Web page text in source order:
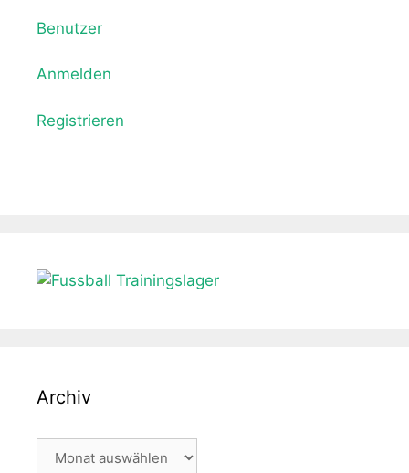
Benutzer
Anmelden
Registrieren
Archiv
Archiv